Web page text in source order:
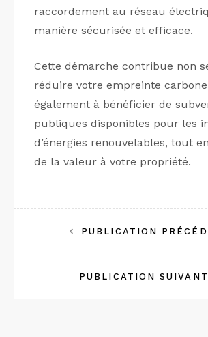
raccordement au réseau
manière sécurisée et efficace.
Cette démarche contribue non
réduire votre empreinte
également à bénéficier de
publiques disponibles pour les
d’énergies renouvelables, tout
de la valeur à votre propriété.
Navigation
de
l’article
PUBLICATION
PUBLICATION